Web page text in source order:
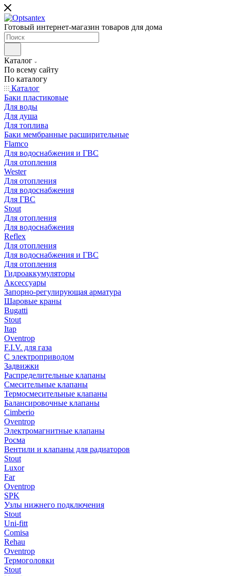
Готовый интернет-магазин товаров для дома
Каталог
По всему сайту
По каталогу
Каталог
Баки пластиковые
Для воды
Для душа
Для топлива
Баки мембранные расширительные
Flamco
Для водоснабжения и ГВС
Для отопления
Wester
Для отопления
Для водоснабжения
Для ГВС
Stout
Для отопления
Для водоснабжения
Reflex
Для отопления
Для водоснабжения и ГВС
Для отопления
Гидроаккумуляторы
Аксессуары
Запорно-регулирующая арматура
Шаровые краны
Bugatti
Stout
Itap
Oventrop
F.I.V. для газа
С электроприводом
Задвижки
Распределительные клапаны
Cмесительные клапаны
Термосмесительные клапаны
Балансировочные клапаны
Cimberio
Oventrop
Электромагнитные клапаны
Росма
Вентили и клапаны для радиаторов
Stout
Luxor
Far
Oventrop
SPK
Узлы нижнего подключения
Stout
Uni-fitt
Comisa
Rehau
Oventrop
Термоголовки
Stout